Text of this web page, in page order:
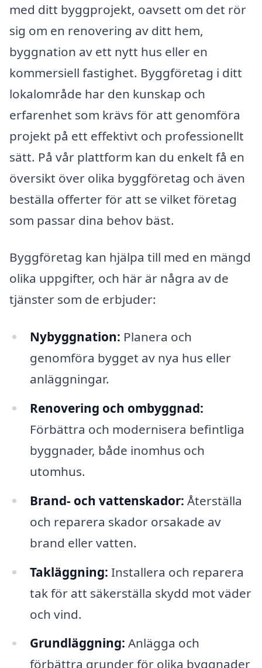
med ditt byggprojekt, oavsett om det rör
sig om en renovering av ditt hem,
byggnation av ett nytt hus eller en
kommersiell fastighet. Byggföretag i ditt
lokalområde har den kunskap och
erfarenhet som krävs för att genomföra
projekt på ett effektivt och professionellt
sätt. På vår plattform kan du enkelt få en
översikt över olika byggföretag och även
beställa offerter för att se vilket företag
som passar dina behov bäst.
Byggföretag kan hjälpa till med en mängd
olika uppgifter, och här är några av de
tjänster som de erbjuder:
Nybyggnation: Planera och
genomföra bygget av nya hus eller
anläggningar.
Renovering och ombyggnad:
Förbättra och modernisera befintliga
byggnader, både inomhus och
utomhus.
Brand- och vattenskador: Återställa
och reparera skador orsakade av
brand eller vatten.
Takläggning: Installera och reparera
tak för att säkerställa skydd mot väder
och vind.
Grundläggning: Anlägga och
förbättra grunder för olika byggnader